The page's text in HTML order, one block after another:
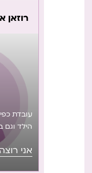
רוזאן
עובדת
הילד וגם
אני